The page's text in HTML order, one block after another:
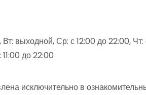
выходной, Ср: с 12:00 до 22:00, Чт:
до 22:00
исключительно в